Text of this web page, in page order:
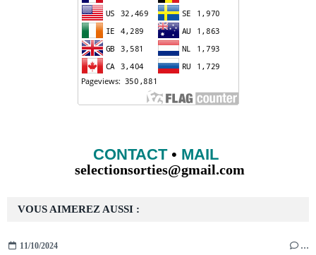
VOUS AIMEREZ AUSSI :
11/10/2024 …
CONTACT• MAIL
selectionsorties@gmail.com